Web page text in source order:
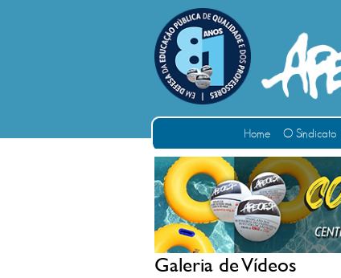
Home O Sindicato
Galeria de Vídeos